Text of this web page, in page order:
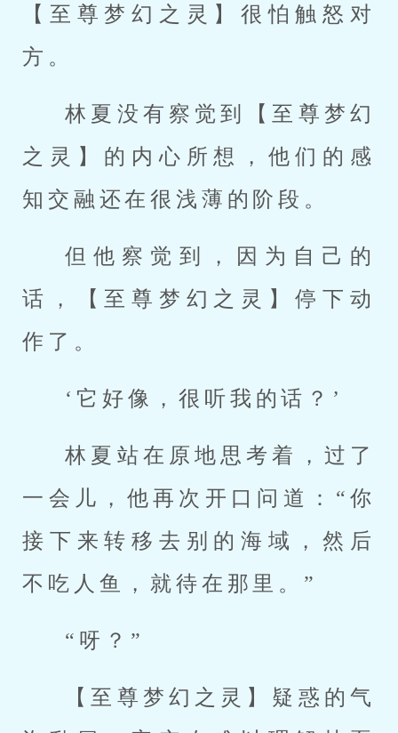
【至尊梦幻之灵】很怕触怒对
方。
林夏没有察觉到【至尊梦幻
之灵】的内心所想，他们的感
知交融还在很浅薄的阶段。
但他察觉到，因为自己的
话，【至尊梦幻之灵】停下动
作了。
‘它好像，很听我的话？’
林夏站在原地思考着，过了
一会儿，他再次开口问道：“你
接下来转移去别的海域，然后
不吃人鱼，就待在那里。”
“呀？”
【至尊梦幻之灵】疑惑的气